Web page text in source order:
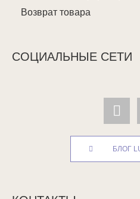
Возврат товара
СОЦИАЛЬНЫЕ СЕТИ
БЛОГ